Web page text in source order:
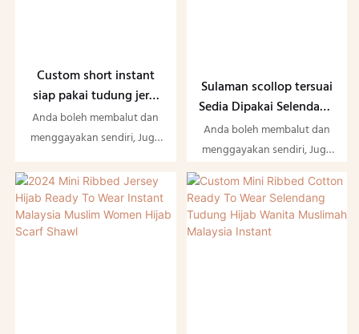
Custom short instant
siap pakai tudung jersi
cotton
Anda boleh membalut dan
menggayakan sendiri, Juga
berbanding dengan
selendang retangle biasa
Sulaman scollop tersuai
Sedia Dipakai Selendang
Tudung Hijab Wanita
Muslimah Malaysia
Anda boleh membalut dan
menggayakan sendiri, Juga
berbanding dengan
selendang retangle biasa